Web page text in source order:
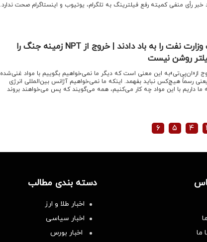
رأی منفی کمیته رفع فیلترینگ به تلگرام، یوتیوب و اینستاگرام صحت ندارد.
سرافراز: چراغ خاموش ملک وزارت نفت را به باد دادند | خروج از NPT زمینه جنگ را
روشن نیست
از«ان‌پی‌تی»به این معنی است که دیگر ما نمی‌خواهیم بگوییم با مواد غنی‌شده
رسماً هیچ‌کس نباید بفهمد. اینکه ما نمی‌خواهیم آژانس بین‌المللی انرژی
ما داریم با این مواد چه کار می‌کنیم، همه می‌گویند که پس می‌خواهند بروند
۴ ۵ ۶
ما
دسته بندی مطالب
اخبار طلا و ارز
اخبار سیاسی
اخبار بورس